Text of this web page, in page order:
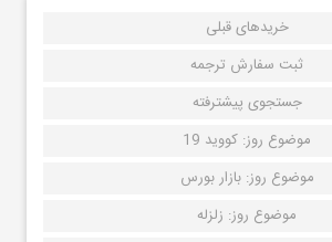
خریدهای قبلی
ثبت سفارش ترجمه
جستجوی پیشترفته
موضوع روز: کووید 19
موضوع روز: بازار بورس
موضوع روز: زلزله